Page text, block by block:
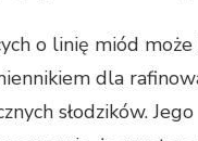
o linię miód może
dla
słodzików. Jego